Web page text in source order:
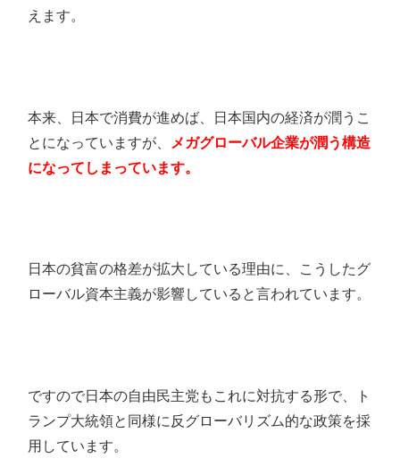
えます。
本来、日本で消費が進めば、日本国内の経済が潤うこ
とになっていますが、
メガグローバル企業が潤う構造
になってしまっています。
日本の貧富の格差が拡大している理由に、こうしたグ
ローバル資本主義が影響していると言われています。
ですので日本の自由民主党もこれに対抗する形で、ト
ランプ大統領と同様に反グローバリズム的な政策を採
用しています。